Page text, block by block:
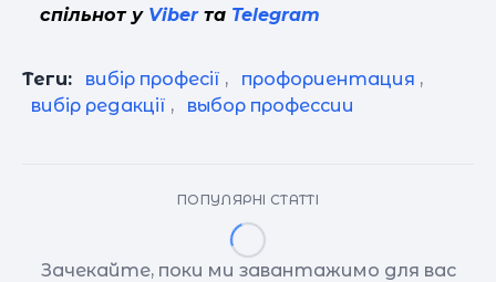
спільнот у Viberта Telegram
Теги: вибір професії , профориентация ,
вибір редакції , выбор профессии
ПОПУЛЯРНІ СТАТТІ
Зачекайте, поки ми завантажимо для вас